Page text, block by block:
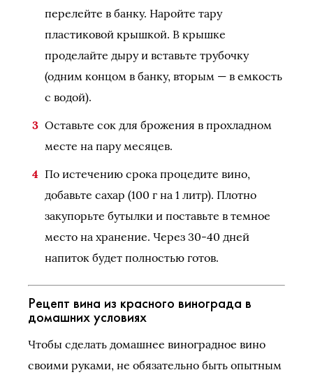
перелейте в банку. Наройте тару
пластиковой крышкой. В крышке
проделайте дыру и вставьте трубочку
(одним концом в банку, вторым — в емкость
с водой).
Оставьте сок для брожения в прохладном
месте на пару месяцев.
По истечению срока процедите вино,
добавьте сахар (100 г на 1 литр). Плотно
закупорьте бутылки и поставьте в темное
место на хранение. Через 30-40 дней
напиток будет полностью готов.
Рецепт вина из красного винограда в
домашних условиях
Чтобы сделать домашнее виноградное вино
своими руками, не обязательно быть опытным